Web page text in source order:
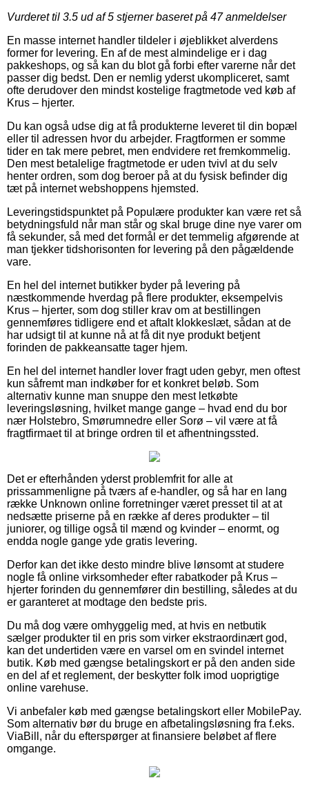
Vurderet til 3.5 ud af 5 stjerner baseret på 47anmeldelser
En masse internet handler tildeler i øjeblikket alverdens
former for levering. En af de mest almindelige er i dag
pakkeshops, og så kan du blot gå forbi efter varerne når det
passer dig bedst. Den er nemlig yderst ukompliceret, samt
ofte derudover den mindst kostelige fragtmetode ved køb af
Krus – hjerter.
Du kan også udse dig at få produkterne leveret til din bopæl
eller til adressen hvor du arbejder. Fragtformen er somme
tider en tak mere pebret, men endvidere ret fremkommelig.
Den mest betalelige fragtmetode er uden tvivl at du selv
henter ordren, som dog beroer på at du fysisk befinder dig
tæt på internet webshoppens hjemsted.
Leveringstidspunktet på Populære produkter kan være ret så
betydningsfuld når man står og skal bruge dine nye varer om
få sekunder, så med det formål er det temmelig afgørende at
man tjekker tidshorisonten for levering på den pågældende
vare.
En hel del internet butikker byder på levering på
næstkommende hverdag på flere produkter, eksempelvis
Krus – hjerter, som dog stiller krav om at bestillingen
gennemføres tidligere end et aftalt klokkeslæt, sådan at de
har udsigt til at kunne nå at få dit nye produkt betjent
forinden de pakkeansatte tager hjem.
En hel del internet handler lover fragt uden gebyr, men oftest
kun såfremt man indkøber for et konkret beløb. Som
alternativ kunne man snuppe den mest letkøbte
leveringsløsning, hvilket mange gange – hvad end du bor
nær Holstebro, Smørumnedre eller Sorø – vil være at få
fragtfirmaet til at bringe ordren til et afhentningssted.
Det er efterhånden yderst problemfrit for alle at
prissammenligne på tværs af e-handler, og så har en lang
række Unknown online forretninger været presset til at at
nedsætte priserne på en række af deres produkter – til
juniorer, og tillige også til mænd og kvinder – enormt, og
endda nogle gange yde gratis levering.
Derfor kan det ikke desto mindre blive lønsomt at studere
nogle få online virksomheder efter rabatkoder på Krus –
hjerter forinden du gennemfører din bestilling, således at du
er garanteret at modtage den bedste pris.
Du må dog være omhyggelig med, at hvis en netbutik
sælger produkter til en pris som virker ekstraordinært god,
kan det undertiden være en varsel om en svindel internet
butik. Køb med gængse betalingskort er på den anden side
en del af et reglement, der beskytter folk imod uoprigtige
online varehuse.
Vi anbefaler køb med gængse betalingskort eller MobilePay.
Som alternativ bør du bruge en afbetalingsløsning fra f.eks.
ViaBill, når du efterspørger at finansiere beløbet af flere
omgange.